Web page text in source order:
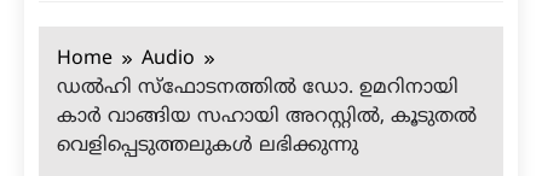
Home
Audio
ഡല്‍ഹി സ്‌ഫോടനത്തില്‍ ഡോ. ഉമറിനായി
കാര്‍ വാങ്ങിയ സഹായി അറസ്റ്റില്‍, കൂടുതല്‍
വെളിപ്പെടുത്തലുകള്‍ ലഭിക്കുന്നു